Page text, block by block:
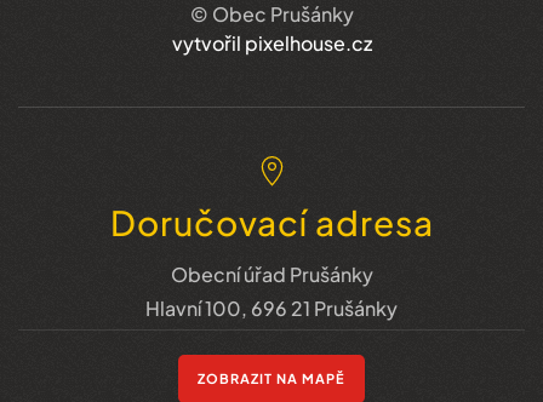
© Obec Prušánky
vytvořil pixelhouse.cz
Doručovací adresa
Obecní úřad Prušánky
Hlavní 100, 696 21 Prušánky
ZOBRAZIT NA MAPĚ